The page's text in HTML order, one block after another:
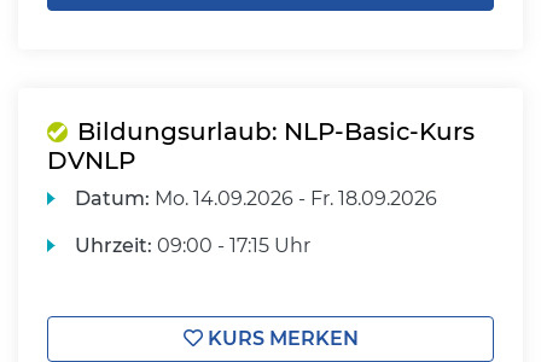
Bildungsurlaub: NLP-Basic-Kurs
DVNLP
Datum: Mo. 14.09.2026 - Fr. 18.09.2026
Uhrzeit: 09:00 - 17:15 Uhr
KURS MERKEN